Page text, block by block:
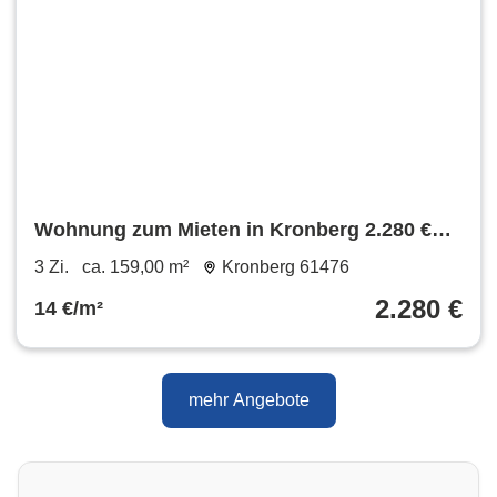
Wohnung zum Mieten in Kronberg 2.280 €
159 m²
3 Zi. ca. 159,00 m² Kronberg 61476
14 €/m² 2.280 €
mehr Angebote